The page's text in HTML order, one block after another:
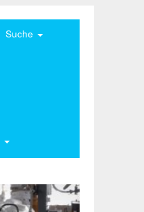
Suche